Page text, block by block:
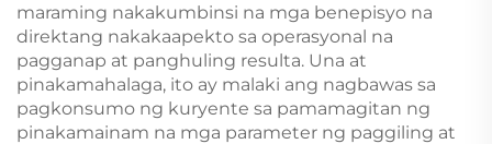
maraming nakakumbinsi na mga benepisyo na
direktang nakakaapekto sa operasyonal na
pagganap at panghuling resulta. Una at
pinakamahalaga, ito ay malaki ang nagbawas sa
pagkonsumo ng kuryente sa pamamagitan ng
pinakamainam na mga parameter ng paggiling at